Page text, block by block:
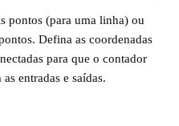
pontos (para uma linha) ou
Defina as coordenadas
para que o contador
entradas e saídas.